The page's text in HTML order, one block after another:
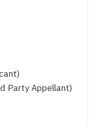
Party Appellant)